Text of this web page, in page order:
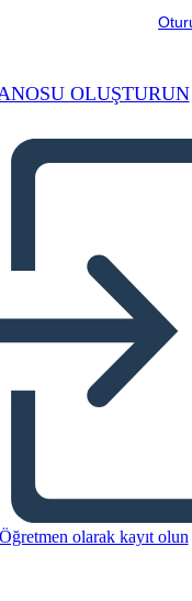
OLUŞTURUN
Öğretmen olarak kayıt olun
3